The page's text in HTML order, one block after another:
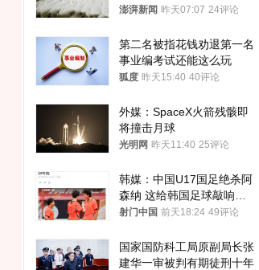
澎湃新闻 昨天07:07 24评论
第二名被指花钱劝退第一名
事业编考试还能这么玩
狐度 昨天15:40 40评论
外媒：SpaceX火箭残骸即
将撞击月球
光明网 昨天11:40 25评论
韩媒：中国U17国足绝杀阿
森纳 这给韩国足球敲响了
警钟
射门中国 前天18:24 49评论
国家国防科工局原副局长张
建华一审被判有期徒刑十年